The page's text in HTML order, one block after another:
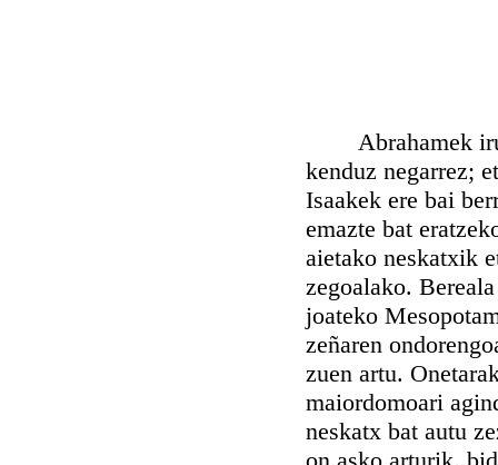
Abrahamek iru
kenduz negarrez;
Isaakek ere bai
emazte bat
aietako neskatxik
zegoalako.
joateko
zeñaren
zuen artu.
maiordomoari
neskatx bat autu